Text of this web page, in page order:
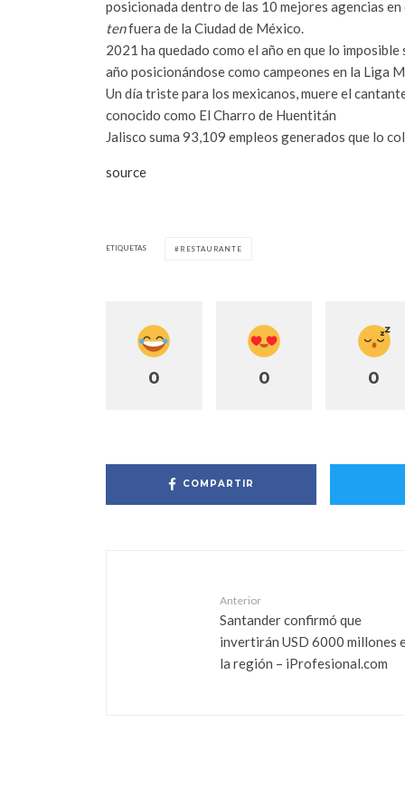
posicionada dentro de las 10 mejores agencias
tenfuera de la Ciudad de México.
2021 ha quedado como el año en que lo
año posicionándose como campeones en la Liga
Un día triste para los mexicanos, muere el
conocido como El Charro de Huentitán
Jalisco suma 93,109 empleos generados que lo
source
ETIQUETAS RESTAURANTE
0 0 0
COMPARTIR
Anterior
Santander confirmó que
invertirán USD 6000 millones
la región – iProfesional.com